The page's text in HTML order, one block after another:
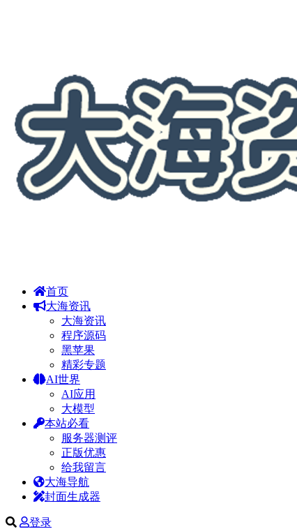
首页
大海资讯
大海资讯
程序源码
黑苹果
精彩专题
AI世界
AI应用
大模型
本站必看
服务器测评
正版优惠
给我留言
大海导航
封面生成器
登录